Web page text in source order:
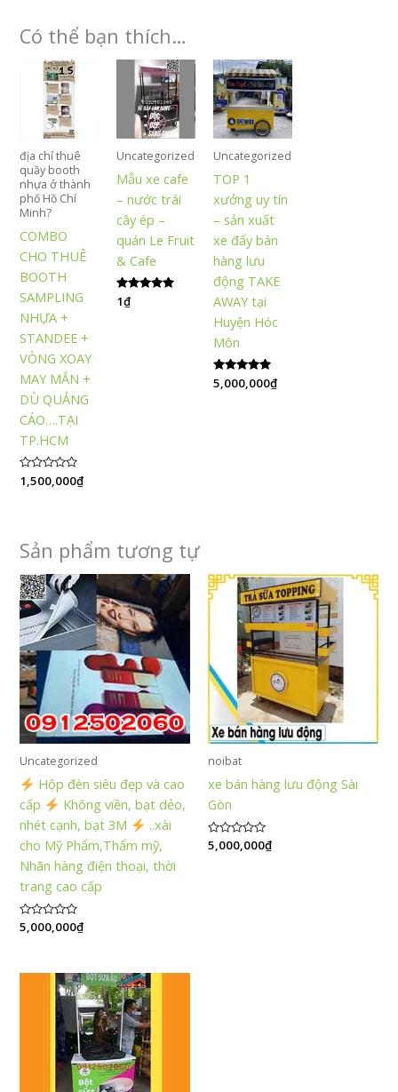
Có thể bạn thích…
địa chỉ thuê
quầy booth
nhựa ở thành
phố Hồ Chí
Minh?
COMBO
CHO THUÊ
BOOTH
SAMPLING
NHỰA +
STANDEE +
VÒNG XOAY
MAY MẮN +
DÙ QUẢNG
CÁO….TẠI
TP.HCM
Được
xếp
1,500,000₫
Uncategorized
Mẫu xe cafe
– nước trái
cây ép –
quán Le Fruit
& Cafe
Được xếp
hạng
1₫
Uncategorized
TOP 1
xưởng uy tín
– sản xuất
xe đẩy bán
hàng lưu
động TAKE
AWAY tại
Huyện Hóc
Môn
Được xếp
hạng
5,000,000₫
Sản phẩm tương tự
Uncategorized
Hộp đèn siêu đẹp và cao
cấp
Không viền, bạt dẻo,
nhét cạnh, bạt 3M
..xài
cho Mỹ Phẩm,Thẩm mỹ,
Nhãn hàng điện thoại, thời
trang cao cấp
Được
xếp
5,000,000₫
noibat
xe bán hàng lưu động Sài
Gòn
Được
xếp
5,000,000₫